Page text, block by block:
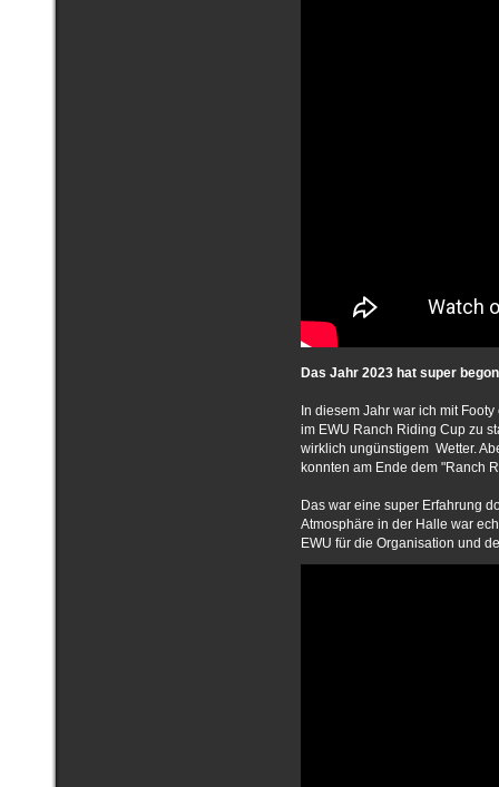
Das Jahr 2023 hat super
In diesem Jahr war ich mit
im EWU Ranch Riding Cup zu
wirklich ungünstigem Wetter.
konnten am Ende dem "Ranch
Das war eine super Erfahrung
Atmosphäre in der Halle war
EWU für die Organisation und